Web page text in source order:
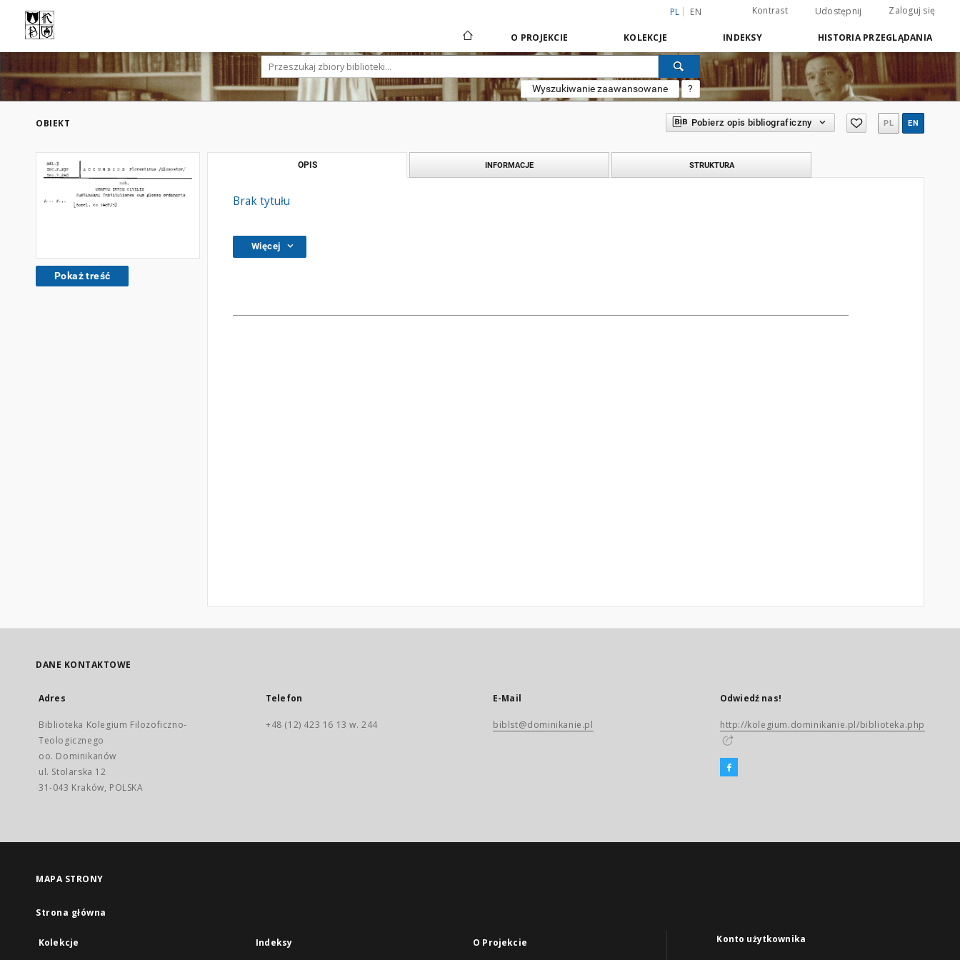
PL EN Kontrast Udostępnij Zaloguj się
O PROJEKCIE KOLEKCJE INDEKSY HISTORIA PRZEGLĄDANIA
Wyszukiwanie zaawansowane ?
OBIEKT Pobierz opis bibliograficzny PL EN
Pokaż treść
OPIS INFORMACJE STRUKTURA
Brak tytułu
Więcej
DANE KONTAKTOWE
Adres
Biblioteka Kolegium Filozoficzno-
Teologicznego
oo. Dominikanów
ul. Stolarska 12
31-043 Kraków, POLSKA
Telefon
+48 (12) 423 16 13 w. 244
E-Mail
biblst@dominikanie.pl
Odwiedź nas!
http://kolegium.dominikanie.pl/biblioteka.php
MAPA STRONY
Strona główna
Kolekcje Indeksy O Projekcie Konto użytkownika